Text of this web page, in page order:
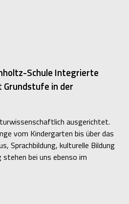
Schule Integrierte
Grundstufe in der
ausgerichtet.
vom Kindergarten bis über das
Sprachbildung, kulturelle Bildung
bei uns ebenso im